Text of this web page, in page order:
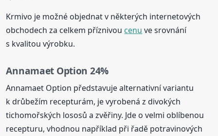
Krmivo je možné objednat v některých internetových
obchodech za celkem příznivou cenu ve srovnání
s kvalitou výrobku.
Annamaet Option 24%
Annamaet Option představuje alternativní variantu
k drůbežím recepturám, je vyrobená z divokých
tichomořských lososů a zvěřiny. Jde o velmi oblíbenou
recepturu, vhodnou například při řadě potravinových